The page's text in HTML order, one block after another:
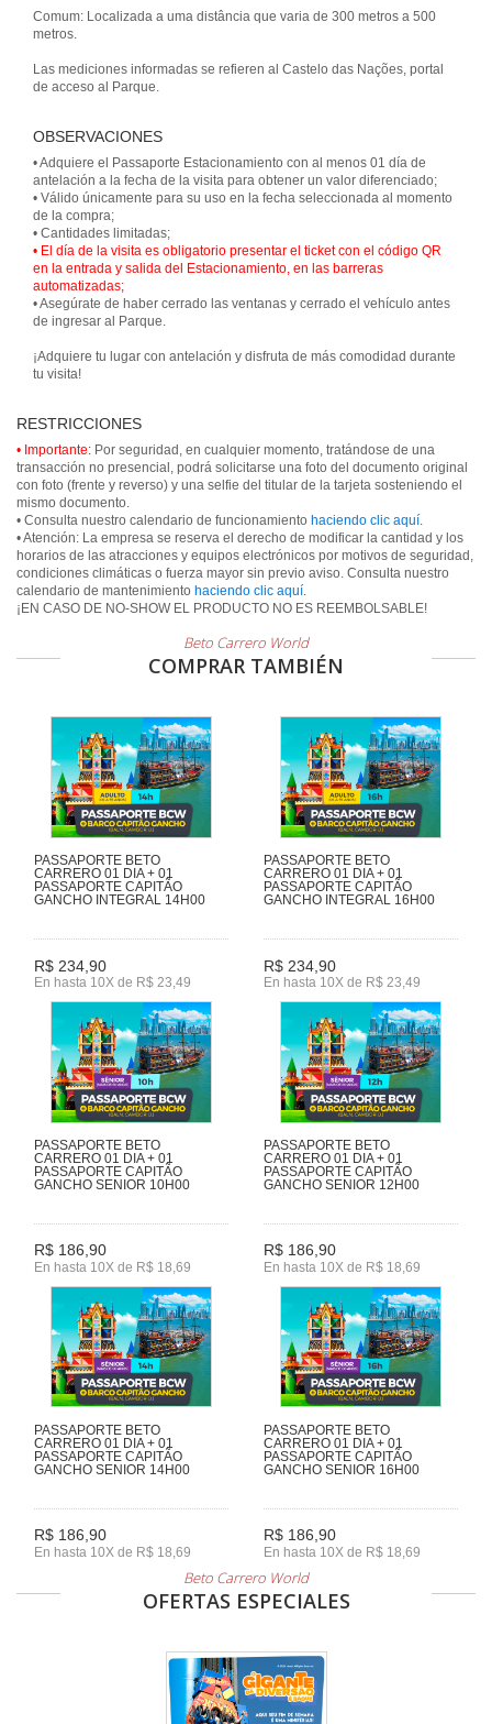
Comum: Localizada a uma distância que varia de 300 metros a 500
metros.
Las mediciones informadas se refieren al Castelo das Nações, portal
de acceso al Parque.
OBSERVACIONES
• Adquiere el Passaporte Estacionamiento con al menos 01 día de
antelación a la fecha de la visita para obtener un valor diferenciado;
• Válido únicamente para su uso en la fecha seleccionada al momento
de la compra;
• El día de la visita es obligatorio presentar el ticket con el código QR
en la entrada y salida del Estacionamiento, en las barreras
automatizadas;
• Asegúrate de haber cerrado las ventanas y cerrado el vehículo antes
de ingresar al Parque.
¡Adquiere tu lugar con antelación y disfruta de más comodidad durante
tu visita!
RESTRICCIONES
• Importante: Por seguridad, en cualquier momento, tratándose de una
transacción no presencial, podrá solicitarse una foto del documento original
con foto (frente y reverso) y una selfie del titular de la tarjeta sosteniendo el
mismo documento.
• Consulta nuestro calendario de funcionamiento haciendo clic aquí.
• Atención: La empresa se reserva el derecho de modificar la cantidad y los
horarios de las atracciones y equipos electrónicos por motivos de seguridad,
condiciones climáticas o fuerza mayor sin previo aviso. Consulta nuestro
calendario de mantenimiento haciendo clic aquí.
¡EN CASO DE NO-SHOW EL PRODUCTO NO ES REEMBOLSABLE!
Beto Carrero World
COMPRAR TAMBIÉN
PASSAPORTE BETO
CARRERO 01 DIA + 01
PASSAPORTE CAPITÃO
GANCHO INTEGRAL 14H00
R$ 234,90
En hasta 10X de R$ 23,49
PASSAPORTE BETO
CARRERO 01 DIA + 01
PASSAPORTE CAPITÃO
GANCHO INTEGRAL 16H00
R$ 234,90
En hasta 10X de R$ 23,49
PASSAPORTE BETO
CARRERO 01 DIA + 01
PASSAPORTE CAPITÃO
GANCHO SENIOR 10H00
R$ 186,90
En hasta 10X de R$ 18,69
PASSAPORTE BETO
CARRERO 01 DIA + 01
PASSAPORTE CAPITÃO
GANCHO SENIOR 12H00
R$ 186,90
En hasta 10X de R$ 18,69
PASSAPORTE BETO
CARRERO 01 DIA + 01
PASSAPORTE CAPITÃO
GANCHO SENIOR 14H00
R$ 186,90
En hasta 10X de R$ 18,69
PASSAPORTE BETO
CARRERO 01 DIA + 01
PASSAPORTE CAPITÃO
GANCHO SENIOR 16H00
R$ 186,90
En hasta 10X de R$ 18,69
Beto Carrero World
OFERTAS ESPECIALES